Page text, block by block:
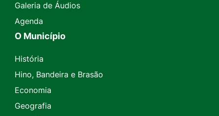
Galeria de Áudios
Agenda
O Município
História
Hino, Bandeira e Brasão
Economia
Geografia